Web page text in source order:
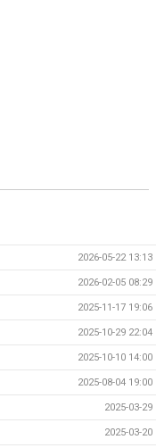
2026-05-22 13:13
2026-02-05 08:29
2025-11-17 19:06
2025-10-29 22:04
2025-10-10 14:00
2025-08-04 19:00
2025-03-29
2025-03-20